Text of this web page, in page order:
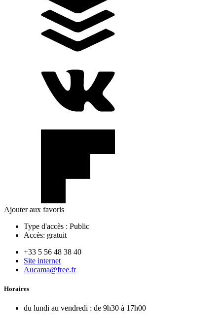
Ajouter aux favoris
Type d'accès : Public
Accès: gratuit
+33 5 56 48 38 40
Site internet
Aucama@free.fr
Horaires
du lundi au vendredi : de 9h30 à 17h00